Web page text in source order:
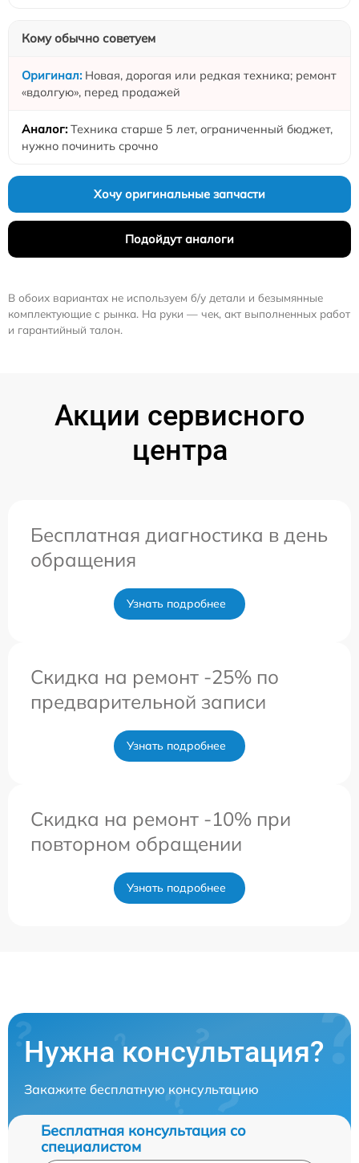
Кому обычно советуем
Новая, дорогая или редкая техника; ремонт
«вдолгую», перед продажей
Техника старше 5 лет, ограниченный бюджет,
нужно починить срочно
Хочу оригинальные запчасти
Подойдут аналоги
В обоих вариантах не используем б/у детали и безымянные
комплектующие с рынка. На руки — чек, акт выполненных работ
и гарантийный талон.
Акции сервисного
центра
Бесплатная диагностика в день
обращения
Узнать подробнее
Скидка на ремонт -25% по
предварительной записи
Узнать подробнее
Скидка на ремонт -10% при
повторном обращении
Узнать подробнее
Нужна консультация?
Закажите бесплатную консультацию
Бесплатная консультация со
специалистом